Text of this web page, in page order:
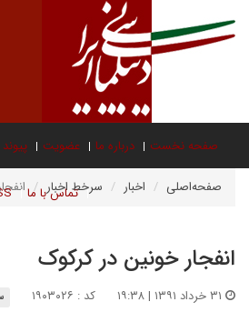
صفحه نخست درباره ما عضویت
تماس با ما صفحه‌اصلی اخبار سرخط اخبار
انفجار خونین در کرکوک
کد : ۱۹۰۳۰۲۶